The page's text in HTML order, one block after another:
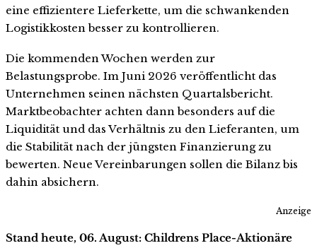
eine effizientere Lieferkette, um die schwankenden
Logistikkosten besser zu kontrollieren.
Die kommenden Wochen werden zur
Belastungsprobe. Im Juni 2026 veröffentlicht das
Unternehmen seinen nächsten Quartalsbericht.
Marktbeobachter achten dann besonders auf die
Liquidität und das Verhältnis zu den Lieferanten, um
die Stabilität nach der jüngsten Finanzierung zu
bewerten. Neue Vereinbarungen sollen die Bilanz bis
dahin absichern.
Anzeige
Stand heute, 06. August: Childrens Place-Aktionäre